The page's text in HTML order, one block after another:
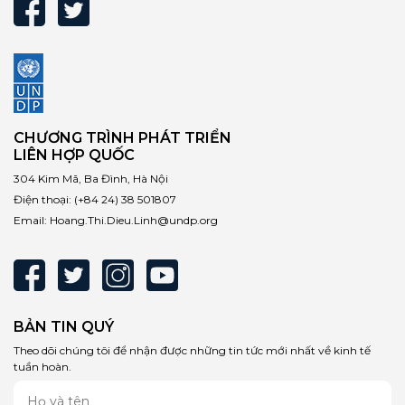
CHƯƠNG TRÌNH PHÁT TRIỂN
LIÊN HỢP QUỐC
304 Kim Mã, Ba Đình, Hà Nội
Điện thoại: (+84 24) 38 501807
Email: Hoang.Thi.Dieu.Linh@undp.org
BẢN TIN QUÝ
Theo dõi chúng tôi để nhận được những tin tức mới nhất về kinh tế
tuần hoàn.